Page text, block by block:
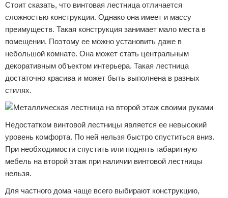
Стоит сказать, что винтовая лестница отличается
сложностью конструкции. Однако она имеет и массу
преимуществ. Такая конструкция занимает мало места в
помещении. Поэтому ее можно установить даже в
небольшой комнате. Она может стать центральным
декоративным объектом интерьера. Такая лестница
достаточно красива и может быть выполнена в разных
стилях.
Недостатком винтовой лестницы является ее невысокий
уровень комфорта. По ней нельзя быстро спуститься вниз.
При необходимости спустить или поднять габаритную
мебель на второй этаж при наличии винтовой лестницы
нельзя.
Для частного дома чаще всего выбирают конструкцию,